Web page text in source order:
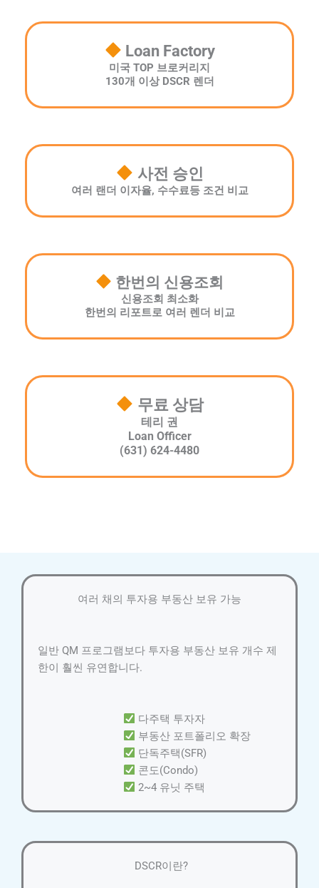
Loan Factory
미국 TOP 브로커리지
130개 이상 DSCR 렌더
사전 승인
여러 랜더 이자율, 수수료등 조건 비교
한번의 신용조회
신용조회 최소화
한번의 리포트로 여러 렌더 비교
무료 상담
테리 권
Loan Officer
(631) 624-4480
여러 채의 투자용 부동산 보유 가능
일반 QM 프로그램보다 투자용 부동산 보유 개수 제
한이 훨씬 유연합니다.
다주택 투자자
부동산 포트폴리오 확장
단독주택(SFR)
콘도(Condo)
2~4 유닛 주택
DSCR이란?